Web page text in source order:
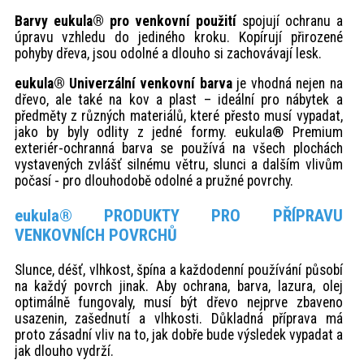
Barvy eukula® pro venkovní použití spojují ochranu a
úpravu vzhledu do jediného kroku. Kopírují přirozené
pohyby dřeva, jsou odolné a dlouho si zachovávají lesk.
eukula® Univerzální venkovní barvaje vhodná nejen na
dřevo, ale také na kov a plast – ideální pro nábytek a
předměty z různých materiálů, které přesto musí vypadat,
jako by byly odlity z jedné formy. eukula® Premium
exteriér-ochranná barva se používá na všech plochách
vystavených zvlášť silnému větru, slunci a dalším vlivům
počasí - pro dlouhodobě odolné a pružné povrchy.
eukula® PRODUKTY PRO PŘÍPRAVU
VENKOVNÍCH POVRCHŮ
Slunce, déšť, vlhkost, špína a každodenní používání působí
na každý povrch jinak. Aby ochrana, barva, lazura, olej
optimálně fungovaly, musí být dřevo nejprve zbaveno
usazenin, zašednutí a vlhkosti. Důkladná příprava má
proto zásadní vliv na to, jak dobře bude výsledek vypadat a
jak dlouho vydrží.